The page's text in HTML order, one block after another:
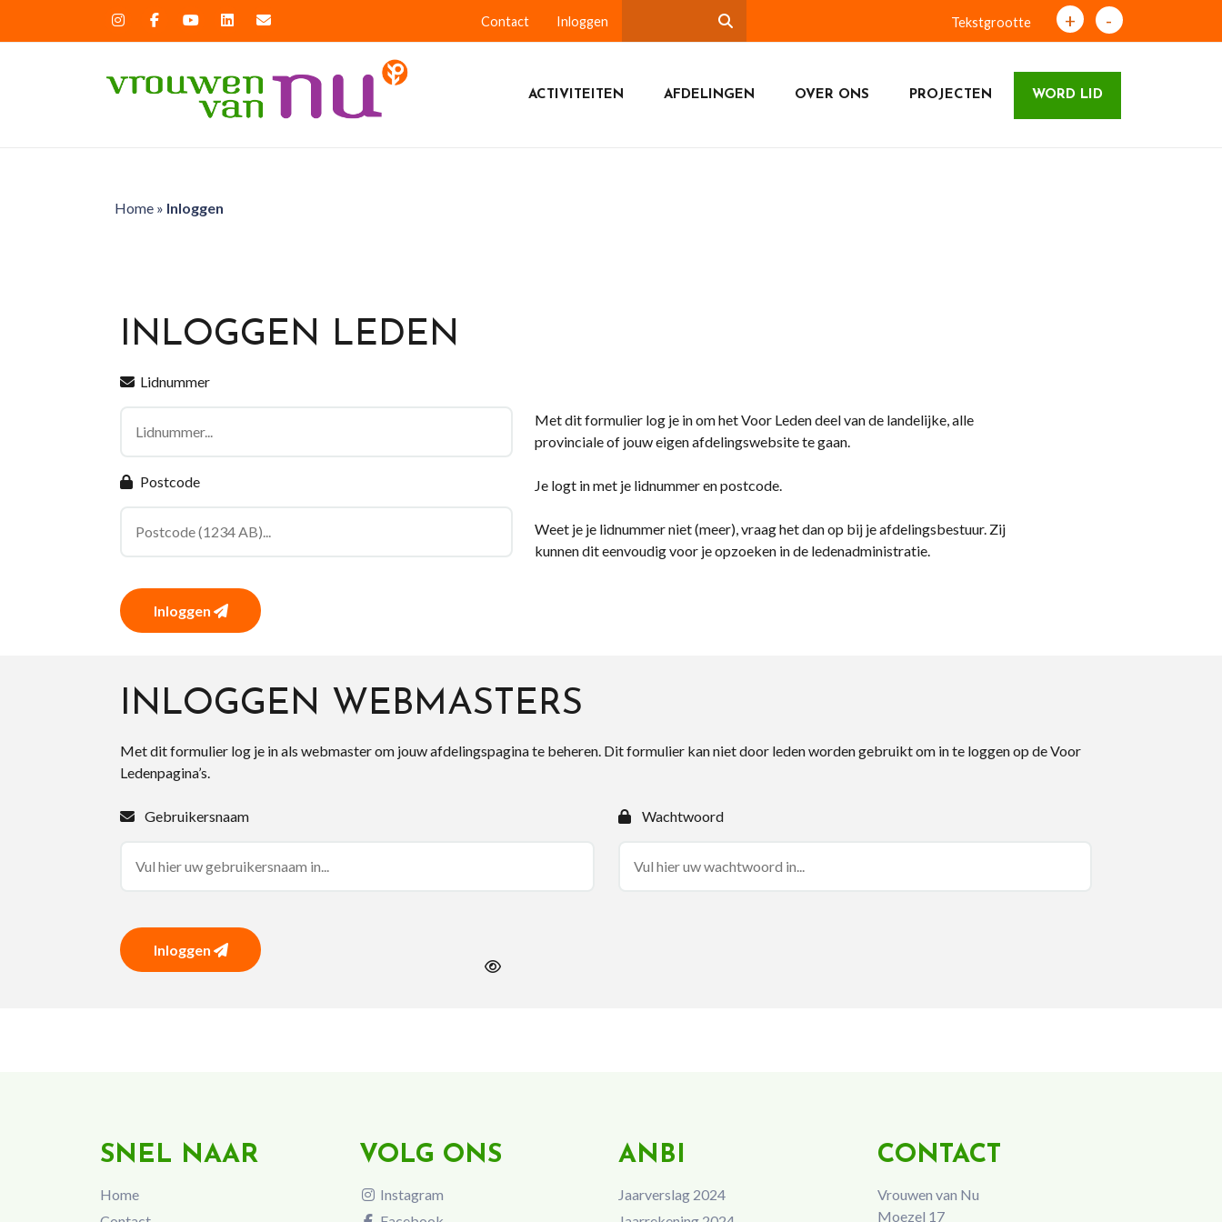
Contact Inloggen Tekstgrootte + -
ACTIVITEITEN AFDELINGEN OVER ONS PROJECTEN WORD LID
Home» Inloggen
INLOGGEN LEDEN
Lidnummer
Postcode
Inloggen
Met dit formulier log je in om het Voor Leden deel van de landelijke, alle
provinciale of jouw eigen afdelingswebsite te gaan.
Je logt in met je lidnummer en postcode.
Weet je je lidnummer niet (meer), vraag het dan op bij je afdelingsbestuur. Zij
kunnen dit eenvoudig voor je opzoeken in de ledenadministratie.
INLOGGEN WEBMASTERS
Met dit formulier log je in als webmaster om jouw afdelingspagina te beheren. Dit formulier kan niet door leden worden gebruikt om in te loggen op de Voor
Ledenpagina’s.
Gebruikersnaam Wachtwoord
Inloggen
SNEL NAAR
Home
VOLG ONS
Instagram
ANBI
Jaarverslag 2024
CONTACT
Vrouwen van Nu
Moezel 17